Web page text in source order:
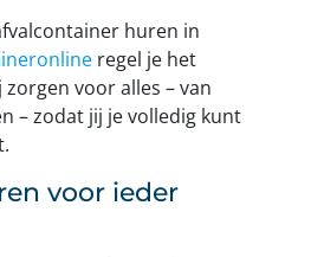
huren in
regel je het
voor alles – van
– zodat jij je volledig kunt
voor ieder